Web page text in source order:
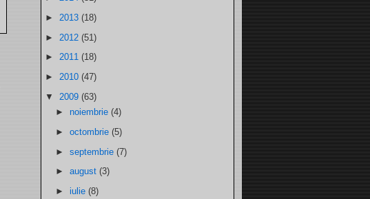
► 2013 (18)
► 2012 (51)
► 2011 (18)
► 2010 (47)
▼ 2009 (63)
►noiembrie(4)
►octombrie(5)
►septembrie(7)
►august(3)
►iulie(8)